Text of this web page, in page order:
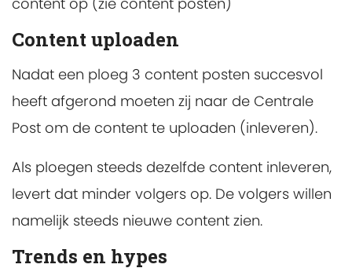
Content uploaden
Nadat een ploeg 3 content posten succesvol
heeft afgerond moeten zij naar de Centrale
Post om de content te uploaden (inleveren).
Als ploegen steeds dezelfde content inleveren,
levert dat minder volgers op. De volgers willen
namelijk steeds nieuwe content zien.
Trends en hypes